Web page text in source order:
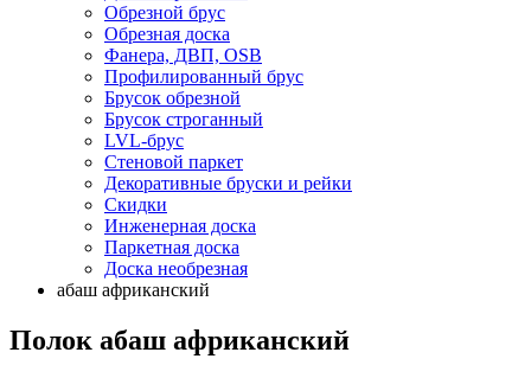
Обрезной брус
Обрезная доска
Фанера, ДВП, OSB
Профилированный брус
Брусок обрезной
Брусок строганный
LVL-брус
Стеновой паркет
Декоративные бруски и рейки
Скидки
Инженерная доска
Паркетная доска
Доска необрезная
абаш африканский
Полок абаш африканский